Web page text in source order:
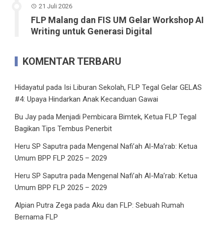
21 Juli 2026
FLP Malang dan FIS UM Gelar Workshop AI
Writing untuk Generasi Digital
KOMENTAR TERBARU
Hidayatul pada Isi Liburan Sekolah, FLP Tegal Gelar GELAS
#4: Upaya Hindarkan Anak Kecanduan Gawai
Bu Jay pada Menjadi Pembicara Bimtek, Ketua FLP Tegal
Bagikan Tips Tembus Penerbit
Heru SP Saputra pada Mengenal Nafi’ah Al-Ma’rab: Ketua
Umum BPP FLP 2025 – 2029
Heru SP Saputra pada Mengenal Nafi’ah Al-Ma’rab: Ketua
Umum BPP FLP 2025 – 2029
Alpian Putra Zega pada Aku dan FLP: Sebuah Rumah
Bernama FLP